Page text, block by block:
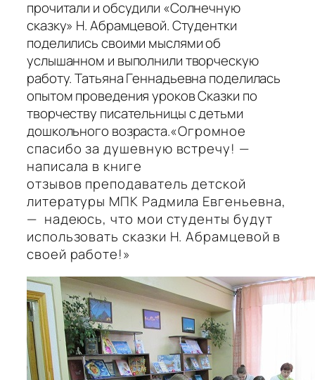
прочитали и обсудили «Солнечную
сказку» Н. Абрамцевой. Студентки
поделились своими мыслями об
услышанном и выполнили творческую
работу. Татьяна Геннадьевна поделилась
опытом проведения уроков Сказки по
творчеству писательницы с детьми
дошкольного возраста.«Огромное
спасибо за душевную встречу! —
написала в книге
отзывов преподаватель детской
литературы МПК Радмила Евгеньевна,
— надеюсь, что мои студенты будут
использовать сказки Н. Абрамцевой в
своей работе!»